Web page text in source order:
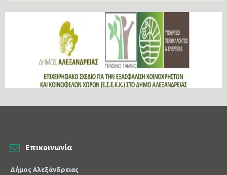
Επικοινωνία
Δήμος Αλεξάνδρειας